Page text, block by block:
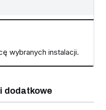
wybranych instalacji.
dodatkowe